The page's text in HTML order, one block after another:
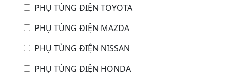
PHỤ TÙNG ĐIỆN TOYOTA
PHỤ TÙNG ĐIỆN MAZDA
PHỤ TÙNG ĐIỆN NISSAN
PHỤ TÙNG ĐIỆN HONDA